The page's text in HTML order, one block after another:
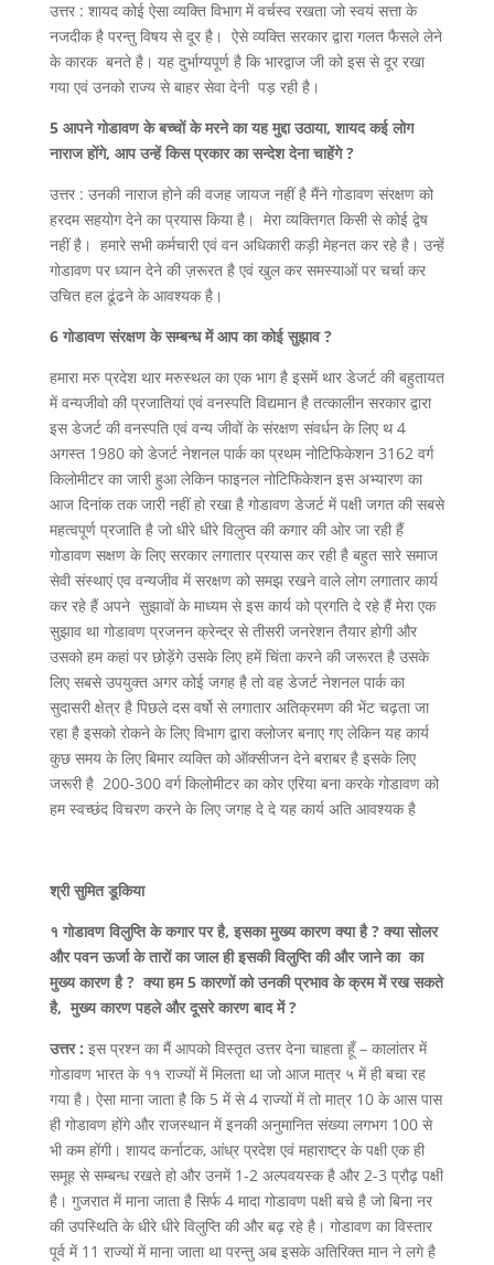
उत्तर : शायद कोई ऐसा व्यक्ति विभाग में वर्चस्व रखता जो स्वयं सत्ता के
नजदीक है परन्तु विषय से दूर है। ऐसे व्यक्ति सरकार द्वारा गलत फैसले लेने
के कारक बनते है। यह दुर्भाग्यपूर्ण है कि भारद्वाज जी को इस से दूर रखा
गया एवं उनको राज्य से बाहर सेवा देनी पड़ रही है।
5 आपने गोडावण के बच्चों के मरने का यह मुद्दा उठाया, शायद कई लोग
नाराज होंगे, आप उन्हें किस प्रकार का सन्देश देना चाहेंगे ?
उत्तर : उनकी नाराज होने की वजह जायज नहीं है मैंने गोडावण संरक्षण को
हरदम सहयोग देने का प्रयास किया है। मेरा व्यक्तिगत किसी से कोई द्वेष
नहीं है। हमारे सभी कर्मचारी एवं वन अधिकारी कड़ी मेहनत कर रहे है। उन्हें
गोडावण पर ध्यान देने की ज़रूरत है एवं खुल कर समस्याओं पर चर्चा कर
उचित हल ढूंढने के आवश्यक है।
6 गोडावण संरक्षण के सम्बन्ध में आप का कोई सुझाव ?
हमारा मरु प्रदेश थार मरुस्थल का एक भाग है इसमें थार डेजर्ट की बहुतायत
में वन्यजीवो की प्रजातियां एवं वनस्पति विद्यमान है तत्कालीन सरकार द्वारा
इस डेजर्ट की वनस्पति एवं वन्य जीवों के संरक्षण संवर्धन के लिए थ 4
अगस्त 1980 को डेजर्ट नेशनल पार्क का प्रथम नोटिफिकेशन 3162 वर्ग
किलोमीटर का जारी हुआ लेकिन फाइनल नोटिफिकेशन इस अभ्यारण का
आज दिनांक तक जारी नहीं हो रखा है गोडावण डेजर्ट में पक्षी जगत की सबसे
महत्वपूर्ण प्रजाति है जो धीरे धीरे विलुप्त की कगार की ओर जा रही हैं
गोडावण सक्षण के लिए सरकार लगातार प्रयास कर रही है बहुत सारे समाज
सेवी संस्थाएं एव वन्यजीव में सरक्षण को समझ रखने वाले लोग लगातार कार्य
कर रहे हैं अपने सुझावों के माध्यम से इस कार्य को प्रगति दे रहे हैं मेरा एक
सुझाव था गोडावण प्रजनन क्रेन्द्र से तीसरी जनरेशन तैयार होगी और
उसको हम कहां पर छोड़ेंगे उसके लिए हमें चिंता करने की जरूरत है उसके
लिए सबसे उपयुक्त अगर कोई जगह है तो वह डेजर्ट नेशनल पार्क का
सुदासरी क्षेत्र है पिछले दस वर्षो से लगातार अतिक्रमण की भेंट चढ़ता जा
रहा है इसको रोकने के लिए विभाग द्वारा क्लोजर बनाए गए लेकिन यह कार्य
कुछ समय के लिए बिमार व्यक्ति को ऑक्सीजन देने बराबर है इसके लिए
जरूरी है 200-300 वर्ग किलोमीटर का कोर एरिया बना करके गोडावण को
हम स्वच्छंद विचरण करने के लिए जगह दे दे यह कार्य अति आवश्यक है
श्री सुमित डूकिया
१ गोडावण विलुप्ति के कगार पर है, इसका मुख्य कारण क्या है ? क्या सोलर
और पवन ऊर्जा के तारों का जाल ही इसकी विलुप्ति की और जाने का का
मुख्य कारण है ? क्या हम 5 कारणों को उनकी प्रभाव के क्रम में रख सकते
है, मुख्य कारण पहले और दूसरे कारण बाद में ?
उत्तर : इस प्रश्न का मैं आपको विस्तृत उत्तर देना चाहता हूँ – कालांतर में
गोडावण भारत के ११ राज्यों में मिलता था जो आज मात्र ५ में ही बचा रह
गया है। ऐसा माना जाता है कि 5 में से 4 राज्यों में तो मात्र 10 के आस पास
ही गोडावण होंगे और राजस्थान में इनकी अनुमानित संख्या लगभग 100 से
भी कम होंगी। शायद कर्नाटक, आंध्र प्रदेश एवं महाराष्ट्र के पक्षी एक ही
समूह से सम्बन्ध रखते हो और उनमें 1-2 अल्पवयस्क है और 2-3 प्रौढ़ पक्षी
है। गुजरात में माना जाता है सिर्फ 4 मादा गोडावण पक्षी बचे है जो बिना नर
की उपस्थिति के धीरे धीरे विलुप्ति की और बढ़ रहे है। गोडावण का विस्तार
पूर्व में 11 राज्यों में माना जाता था परन्तु अब इसके अतिरिक्त मान ने लगे है